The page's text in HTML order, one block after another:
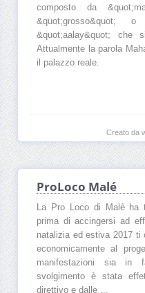
composto da
&quot;grosso&quot; o
&quot;aalay&quot; che
Attualmente la parola
il palazzo reale.
Creato da
ProLoco Malé
La Pro Loco di Malè ha
prima di accingersi ad
natalizia ed estiva 2017 ti
economicamente al
manifestazioni sia
svolgimento è stata
direttivo e dalle ...